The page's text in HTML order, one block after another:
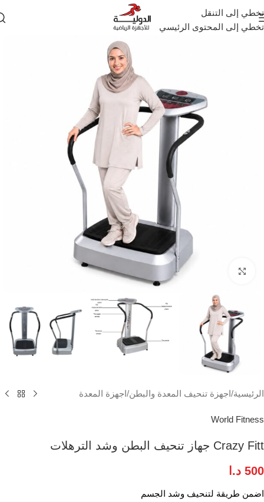
تخطي إلى التنقل
تخطي إلى المحتوى الرئيسي
الرئيسية/اجهزة تنحيف المعدة والبطن/اجهزة المعدة
World Fitness
Crazy Fitt جهاز تنحيف البطن وشد الترهلات
500 د.ا
اضمن طريقة لتنحيف وشد الجسم